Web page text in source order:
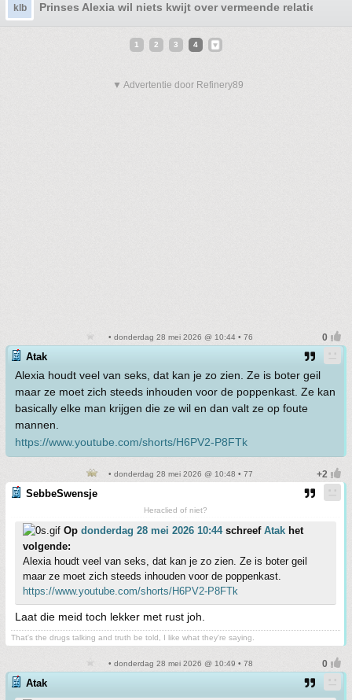
klb Prinses Alexia wil niets kwijt over vermeende relatie met
1 2 3 4
▼ Advertentie door Refinery89
• donderdag 28 mei 2026 @ 10:44 • 76
Atak
Alexia houdt veel van seks, dat kan je zo zien. Ze is boter geil
maar ze moet zich steeds inhouden voor de poppenkast. Ze kan
basically elke man krijgen die ze wil en dan valt ze op foute
mannen.
https://www.youtube.com/shorts/H6PV2-P8FTk
• donderdag 28 mei 2026 @ 10:48 • 77
SebbeSwensje
Heraclied of niet?
Op donderdag 28 mei 2026 10:44schreef Atak het
volgende:
Alexia houdt veel van seks, dat kan je zo zien. Ze is boter geil
maar ze moet zich steeds inhouden voor de poppenkast.
https://www.youtube.com/shorts/H6PV2-P8FTk
Laat die meid toch lekker met rust joh.
That's the drugs talking and truth be told, I like what they're saying.
• donderdag 28 mei 2026 @ 10:49 • 78
Atak